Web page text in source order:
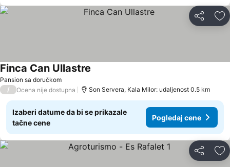
Deli
Pansion sa doručkom
Finca Can Ullastre
/ Ocena nije dostupna Son Servera, Kala Milor: udaljenost 0.5 km
Izaberi datume da bi se prikazale
tačne cene
Pogledaj cene
Deli